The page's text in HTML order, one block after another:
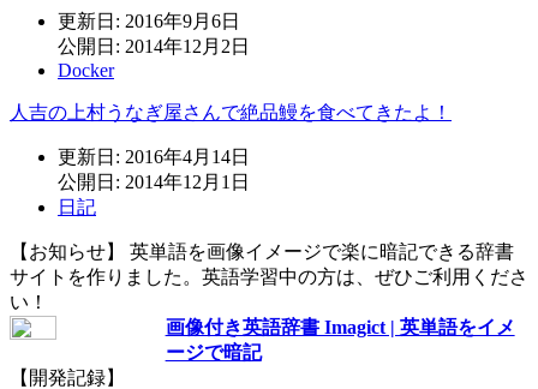
更新日: 2016年9月6日
公開日: 2014年12月2日
Docker
人吉の上村うなぎ屋さんで絶品鰻を食べてきたよ！
更新日: 2016年4月14日
公開日: 2014年12月1日
日記
【お知らせ】 英単語を画像イメージで楽に暗記できる辞書
サイトを作りました。英語学習中の方は、ぜひご利用くださ
い！
画像付き英語辞書 Imagict | 英単語をイメ
ージで暗記
【開発記録】